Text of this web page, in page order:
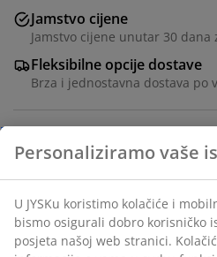
Jamstvo cijene
Jamstvo cijene unutar 30 dana
Fleksibilne opcije dostave
Brza i jednostavna dostava po
BROJ ARTIKLA: 6700051
Podaci o proizvodu